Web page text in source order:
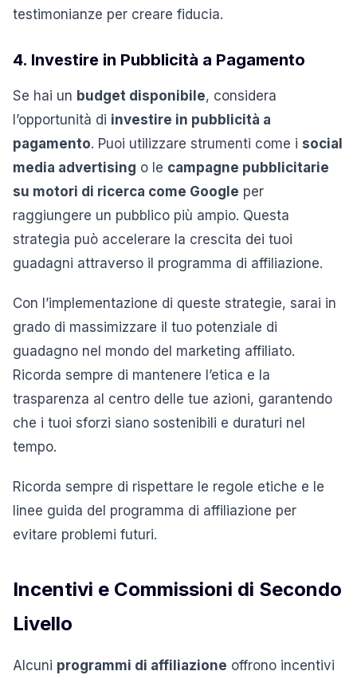
testimonianze per creare fiducia.
4. Investire in Pubblicità a Pagamento
Se hai un budget disponibile, considera
l’opportunità di investire in pubblicità a
pagamento. Puoi utilizzare strumenti come i social
media advertising o le campagne pubblicitarie
su motori di ricerca come Google per
raggiungere un pubblico più ampio. Questa
strategia può accelerare la crescita dei tuoi
guadagni attraverso il programma di affiliazione.
Con l’implementazione di queste strategie, sarai in
grado di massimizzare il tuo potenziale di
guadagno nel mondo del marketing affiliato.
Ricorda sempre di mantenere l’etica e la
trasparenza al centro delle tue azioni, garantendo
che i tuoi sforzi siano sostenibili e duraturi nel
tempo.
Ricorda sempre di rispettare le regole etiche e le
linee guida del programma di affiliazione per
evitare problemi futuri.
Incentivi e Commissioni di Secondo
Livello
Alcuni programmi di affiliazione offrono incentivi